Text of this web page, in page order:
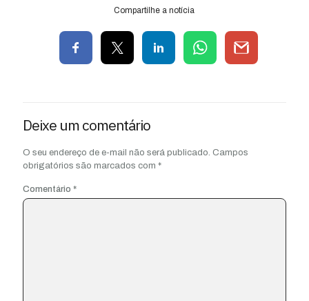
Compartilhe a notícia
Deixe um comentário
O seu endereço de e-mail não será publicado. Campos
obrigatórios são marcados com *
Comentário *